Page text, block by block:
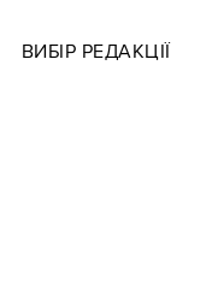
ВИБІР РЕДАКЦІЇ